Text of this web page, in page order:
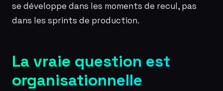
se développe dans les moments de recul, pas
dans les sprints de production.
La vraie question est
organisationnelle